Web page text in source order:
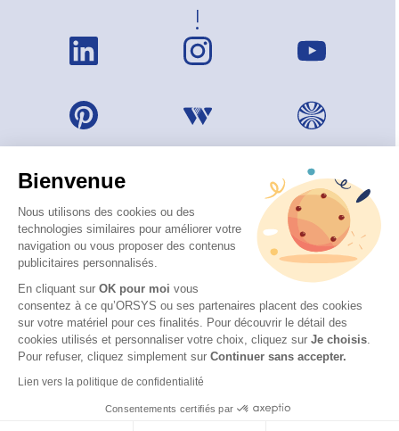
Bienvenue
Nous utilisons des cookies ou des
technologies similaires pour améliorer votre
navigation ou vous proposer des contenus
publicitaires personnalisés.
En cliquant sur OK pour moi vous
consentez à ce qu’ORSYS ou ses partenaires placent des cookies
sur votre matériel pour ces finalités. Pour découvrir le détail des
cookies utilisés et personnaliser votre choix, cliquez sur Je choisis.
Pour refuser, cliquez simplement sur Continuer sans accepter.
Lien vers la politique de confidentialité
Consentements certifiés par
!
© 2026 ORSYS
Mentions légales
Protection des données personnelles
Accessibilité : partiellement conforme (62 %) – Consulter